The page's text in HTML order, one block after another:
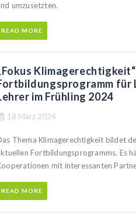
umzusetzten.
READ MORE
Klimagerechtigkeit“
für
im Frühling 2024
18 März 2024
Thema Klimagerechtigkeit bildet
Fortbildungsprogramms. Es
mit interessanten
READ MORE